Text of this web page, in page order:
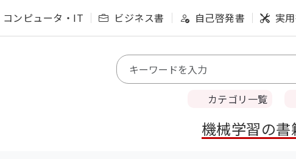
コンピュータ・IT ビジネス書 自己啓発書 実
カテゴリ一覧
機械学習の書